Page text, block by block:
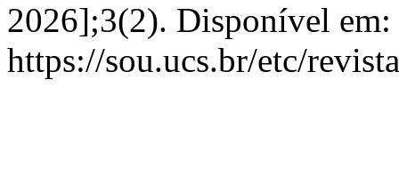
2026];3(2). Disponível em:
https://sou.ucs.br/etc/